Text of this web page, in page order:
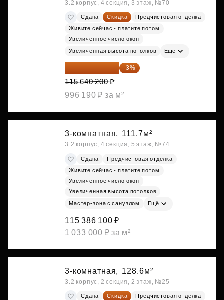
3.2 корпус, 4 секция, 3 этаж, №70
Сдана Скидка
Предчистовая отделка
Живите сейчас - платите потом
Увеличенное число окон
Увеличенная высота потолков Ещё
112 170 994 ₽ -3%
115 640 200 ₽
996 190 ₽ за м²
3-комнатная, 111.7м²
3.2 корпус, 4 секция, 5 этаж, №74
Сдана
Предчистовая отделка
Живите сейчас - платите потом
Увеличенное число окон
Увеличенная высота потолков
Мастер-зона с санузлом Ещё
115 386 100 ₽
1 033 000 ₽ за м²
3-комнатная, 128.6м²
3.2 корпус, 2 секция, 2 этаж, №25
Сдана Скидка
Предчистовая отделка